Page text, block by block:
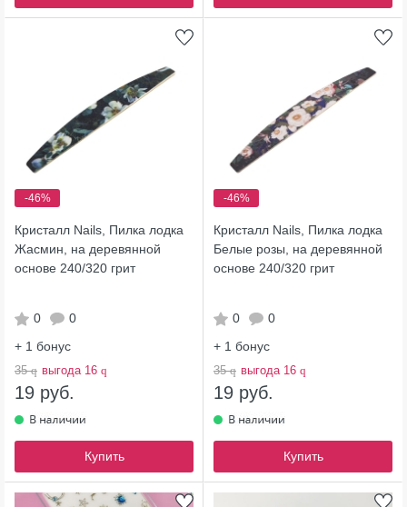
-46%
Кристалл Nails, Пилка лодка
Жасмин, на деревянной
основе 240/320 грит
0
0
+ 1 бонус
35q выгода 16 q
19 руб.
Купить
-46%
Кристалл Nails, Пилка лодка
Белые розы, на деревянной
основе 240/320 грит
0
0
+ 1 бонус
35q выгода 16 q
19 руб.
Купить